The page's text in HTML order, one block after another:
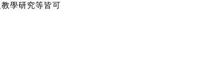
學研究等皆可